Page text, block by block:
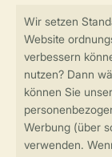
Sicher und
Sichere
Sicheres